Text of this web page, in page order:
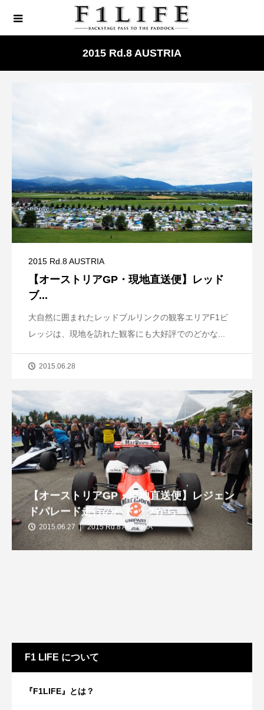
2015 Rd.8 AUSTRIA
2015 Rd.8 AUSTRIA
【オーストリアGP・現地直送便】レッド
ブ...
大自然に囲まれたレッドブルリンクの観客エリアF1ビ
レッジは、現地を訪れた観客にも大好評でのどかな...
2015.06.28
【オーストリアGP・現地直送便】レジェン
ドパレード走行のパドックから
2015.06.27 2015 Rd.8 AUSTRIA
F1 LIFE について
『F1LIFE』とは？